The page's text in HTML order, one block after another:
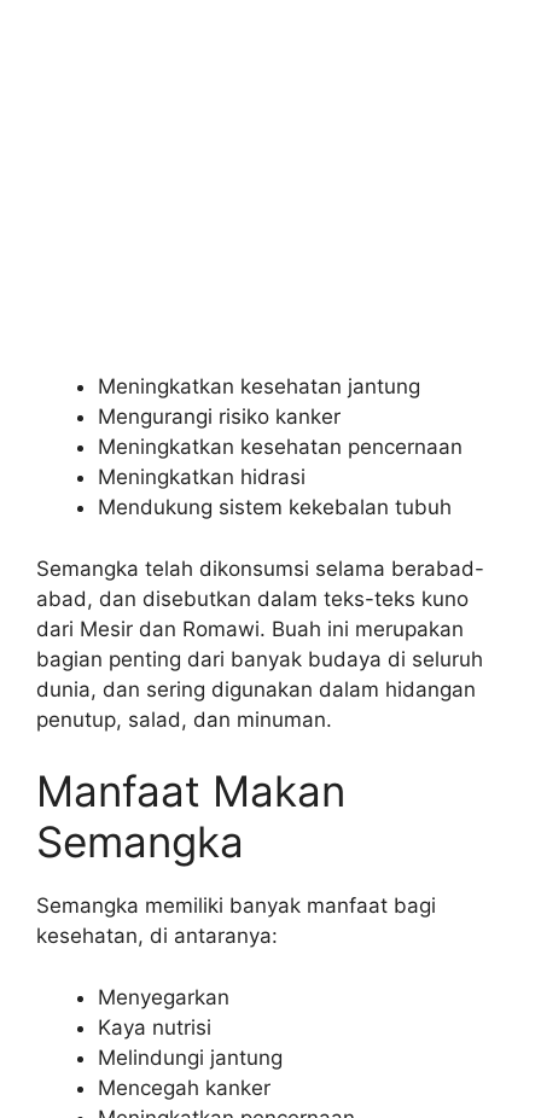
Meningkatkan kesehatan jantung
Mengurangi risiko kanker
Meningkatkan kesehatan pencernaan
Meningkatkan hidrasi
Mendukung sistem kekebalan tubuh
Semangka telah dikonsumsi selama berabad-
abad, dan disebutkan dalam teks-teks kuno
dari Mesir dan Romawi. Buah ini merupakan
bagian penting dari banyak budaya di seluruh
dunia, dan sering digunakan dalam hidangan
penutup, salad, dan minuman.
Manfaat Makan
Semangka
Semangka memiliki banyak manfaat bagi
kesehatan, di antaranya:
Menyegarkan
Kaya nutrisi
Melindungi jantung
Mencegah kanker